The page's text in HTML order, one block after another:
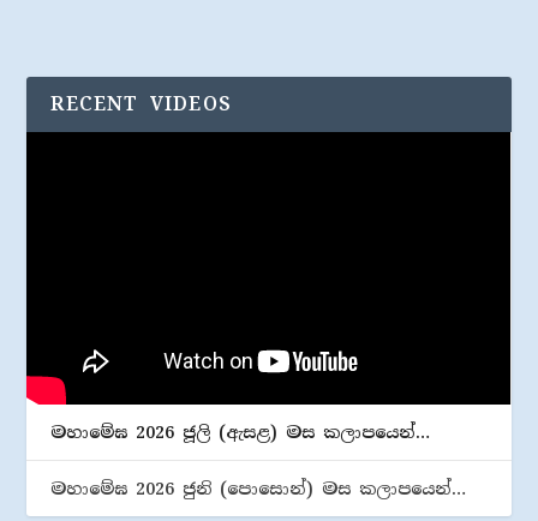
RECENT VIDEOS
මහාමේඝ 2026 ජූලි (​ඇසළ) මස කලාපයෙන්…
මහාමේඝ 2026 ජුනි (​පොසොන්) මස කලාපයෙන්…